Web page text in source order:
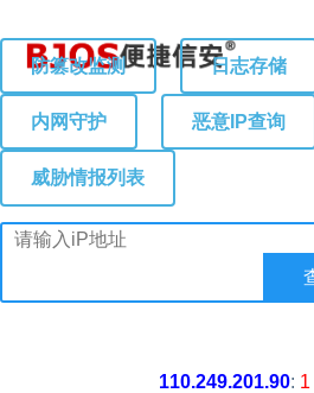
防篡改监测 日志存储
内网守护 恶意IP查询
威胁情报列表
110.249.201.90: 1